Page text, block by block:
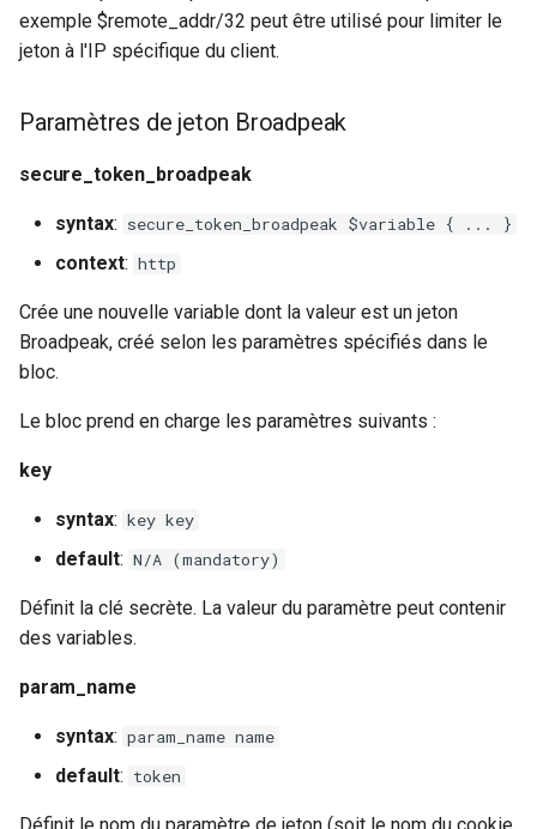
exemple $remote_addr/32 peut être utilisé pour limiter le
jeton à l'IP spécifique du client.
Paramètres de jeton Broadpeak
secure_token_broadpeak
syntax: secure_token_broadpeak $variable { ... }
context: http
Crée une nouvelle variable dont la valeur est un jeton
Broadpeak, créé selon les paramètres spécifiés dans le
bloc.
Le bloc prend en charge les paramètres suivants :
key
syntax: key key
default: N/A (mandatory)
Définit la clé secrète. La valeur du paramètre peut contenir
des variables.
param_name
syntax: param_name name
default: token